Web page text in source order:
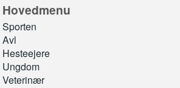
Hovedmenu
Sporten
Avl
Hesteejere
Ungdom
Veterinær